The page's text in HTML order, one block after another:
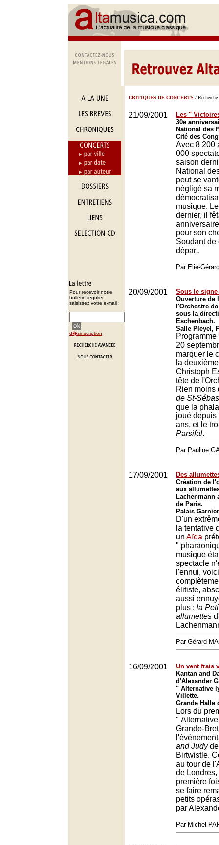
Pour recevoir notre
bulletin régulier,
saisissez votre e-mail :
d�sinscription
CRITIQUES DE CONCERTS / Recherche
21/09/2001
Les "
30e
National des
Cité des
Avec 8 200
000
saison
National
peut se
négligé sa
musique.
dernier, il
pour son
Soudant de
départ.
Par Elie-
20/09/2001
Sous le signe
Ouverture de
l'Orchestre
sous la
Eschenbach.
Salle Pleyel,
20
marquer le
la
Christoph
tête de
Rien moins
de St-
que la
joué depuis
ans, et le
Parsifal.
Par Pauline
17/09/2001
Des
Création de
aux
Lachenmann
de Paris.
Palais
D'un
la tentative
un Aïda
"
musique
spectacle
l'ennui,
élitiste,
aussi
plus : la
allumettes
Par Gérard
16/09/2001
Un vent frais
Kantan and
d'Alexander
" Alternative
Villette.
Grande Halle
Lors du
"
Grande-
and Judyde
Birtwistle.
au tour de
de
première
se faire
petits
par
Par Michel